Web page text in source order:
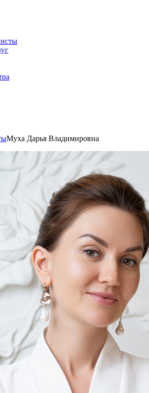
Муха Дарья Владимировна